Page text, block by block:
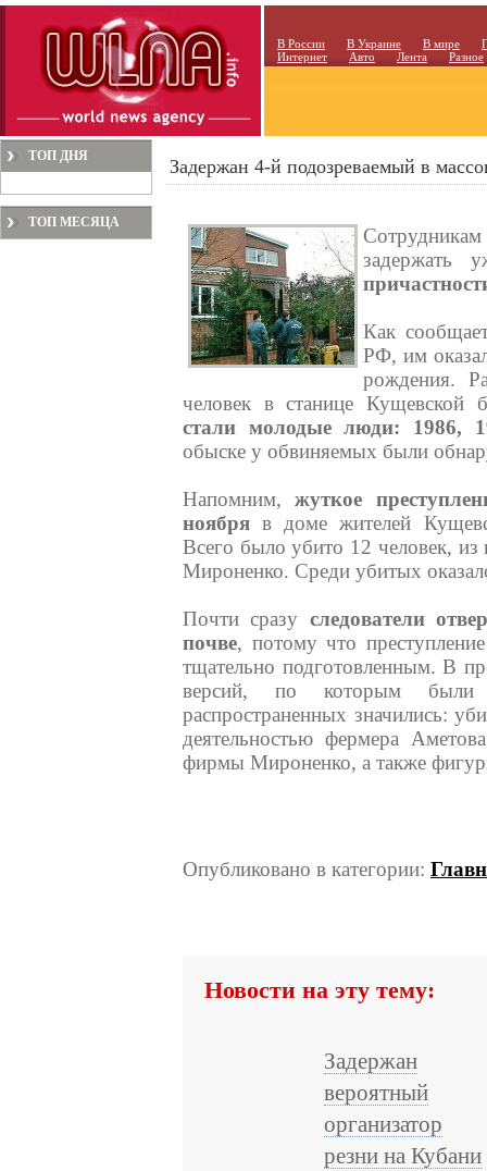
В России В Украине В мире
Интернет
Авто Лента Разное
ТОП ДНЯ
ТОП МЕСЯЦА
Задержан 4-й подозреваемый в
Сотрудникам
задержать
Как
РФ, им
рождения.
человек в станице
стали молодые люди: 1986,
обыске у обвиняемых были
Напомним,жуткое
ноября в доме жителей
Всего было убито 12 человек,
Мироненко. Среди убитых
Почти сразу следователи
почве, потому что
тщательно подготовленным. В
версий, по которым
распространенных значились:
деятельностью фермера
фирмы Мироненко, а также
Опубликовано в категории:
Новости на эту тему:
Задержан
вероятный
организатор
резни на Кубани